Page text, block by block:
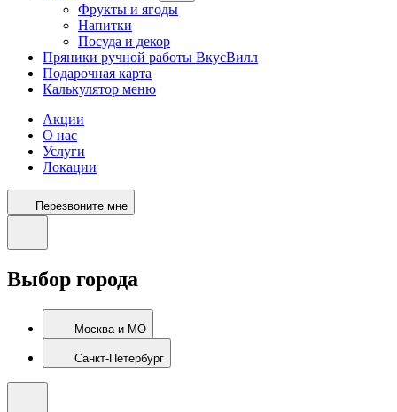
Фрукты и ягоды
Напитки
Посуда и декор
Пряники ручной работы ВкусВилл
Подарочная карта
Калькулятор меню
Акции
О нас
Услуги
Локации
Перезвоните мне
Выбор города
Москва и МО
Санкт-Петербург